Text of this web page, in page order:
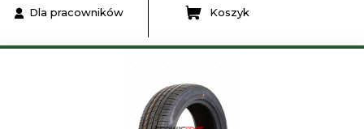
Dla pracowników Koszyk